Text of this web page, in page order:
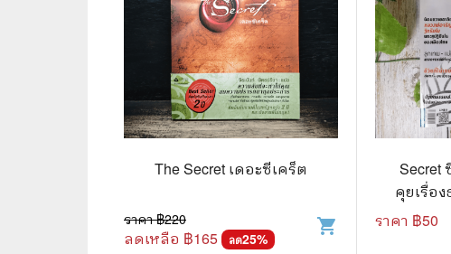
The Secret เดอะซีเคร็ต
ราคา ฿220
ลดเหลือ ฿165 ลด25%
shopping_cart
Secret
คุยเรื่อ
ราคา ฿50
👨‍❤️‍👨 นิยายวาย นิยายยูริ
✍️ นิยายฟิคชั่น
🌏 นิยายแปล
🏰 วรรณกรรมเยาวชน
🌟 นิยายไลท์โนเวล
🟦 สนพ.เนชั่น
⭕ สนพ.สยา
🔴 สนพ.บูร
🔲 สนพ
การ์ตูนรายเ
การ์ตูนแก๊ก